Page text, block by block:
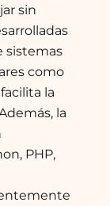
sin
sistemas
como
la
la
PHP,